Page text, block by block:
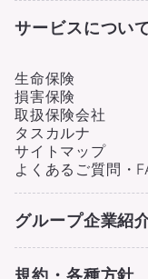
サービスについ
生命保険
損害保険
取扱保険会社
タスカルナ
サイトマップ
よくあるご質問・
グループ企業紹
規約・各種方針